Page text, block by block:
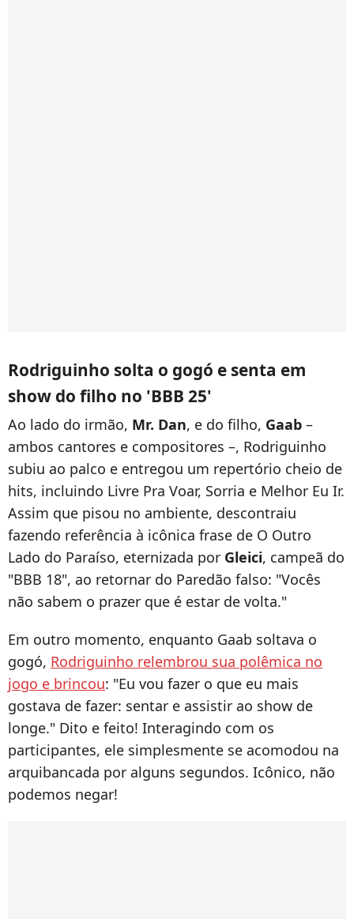
Rodriguinho solta o gogó e senta em
show do filho no 'BBB 25'
Ao lado do irmão, Mr. Dan, e do filho, Gaab –
ambos cantores e compositores –, Rodriguinho
subiu ao palco e entregou um repertório cheio de
hits, incluindo Livre Pra Voar, Sorria e Melhor Eu Ir.
Assim que pisou no ambiente, descontraiu
fazendo referência à icônica frase de O Outro
Lado do Paraíso, eternizada por Gleici, campeã do
"BBB 18", ao retornar do Paredão falso: "Vocês
não sabem o prazer que é estar de volta."
Em outro momento, enquanto Gaab soltava o
gogó, Rodriguinho relembrou sua polêmica no
jogo e brincou: "Eu vou fazer o que eu mais
gostava de fazer: sentar e assistir ao show de
longe." Dito e feito! Interagindo com os
participantes, ele simplesmente se acomodou na
arquibancada por alguns segundos. Icônico, não
podemos negar!